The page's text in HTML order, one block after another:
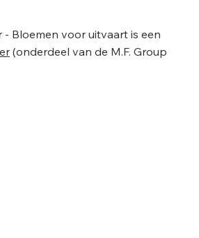
Bloemen voor uitvaart is een
(onderdeel van de M.F. Group